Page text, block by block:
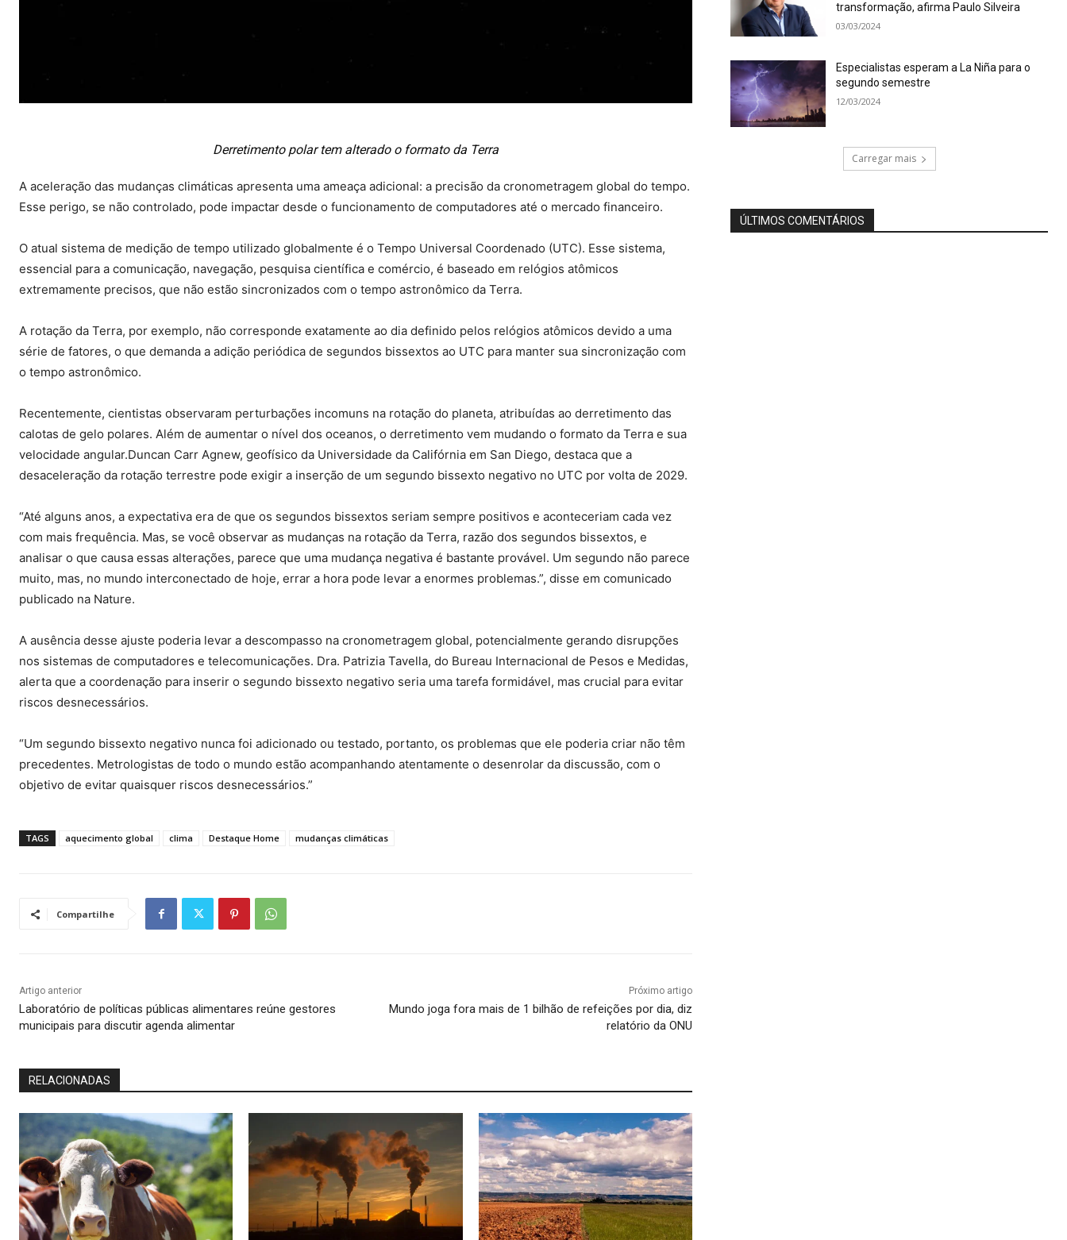
Derretimento polar tem alterado o formato da Terra
A aceleração das mudanças climáticas apresenta uma ameaça adicional: a precisão da cronometragem global do tempo.
Esse perigo, se não controlado, pode impactar desde o funcionamento de computadores até o mercado financeiro.
O atual sistema de medição de tempo utilizado globalmente é o Tempo Universal Coordenado (UTC). Esse sistema,
essencial para a comunicação, navegação, pesquisa científica e comércio, é baseado em relógios atômicos
extremamente precisos, que não estão sincronizados com o tempo astronômico da Terra.
A rotação da Terra, por exemplo, não corresponde exatamente ao dia definido pelos relógios atômicos devido a uma
série de fatores, o que demanda a adição periódica de segundos bissextos ao UTC para manter sua sincronização com
o tempo astronômico.
Recentemente, cientistas observaram perturbações incomuns na rotação do planeta, atribuídas ao derretimento das
calotas de gelo polares. Além de aumentar o nível dos oceanos, o derretimento vem mudando o formato da Terra e sua
velocidade angular.Duncan Carr Agnew, geofísico da Universidade da Califórnia em San Diego, destaca que a
desaceleração da rotação terrestre pode exigir a inserção de um segundo bissexto negativo no UTC por volta de 2029.
“Até alguns anos, a expectativa era de que os segundos bissextos seriam sempre positivos e aconteceriam cada vez
com mais frequência. Mas, se você observar as mudanças na rotação da Terra, razão dos segundos bissextos, e
analisar o que causa essas alterações, parece que uma mudança negativa é bastante provável. Um segundo não parece
muito, mas, no mundo interconectado de hoje, errar a hora pode levar a enormes problemas.”, disse em comunicado
publicado na Nature.
A ausência desse ajuste poderia levar a descompasso na cronometragem global, potencialmente gerando disrupções
nos sistemas de computadores e telecomunicações. Dra. Patrizia Tavella, do Bureau Internacional de Pesos e Medidas,
alerta que a coordenação para inserir o segundo bissexto negativo seria uma tarefa formidável, mas crucial para evitar
riscos desnecessários.
“Um segundo bissexto negativo nunca foi adicionado ou testado, portanto, os problemas que ele poderia criar não têm
precedentes. Metrologistas de todo o mundo estão acompanhando atentamente o desenrolar da discussão, com o
objetivo de evitar quaisquer riscos desnecessários.”
TAGS aquecimento global clima Destaque Home mudanças climáticas
Compartilhe
Artigo anterior
Laboratório de políticas públicas alimentares reúne gestores
municipais para discutir agenda alimentar
Próximo artigo
Mundo joga fora mais de 1 bilhão de refeições por dia, diz
relatório da ONU
RELACIONADAS
transformação, afirma Paulo Silveira
03/03/2024
Especialistas esperam a La Niña para o
segundo semestre
12/03/2024
Carregar mais
ÚLTIMOS COMENTÁRIOS